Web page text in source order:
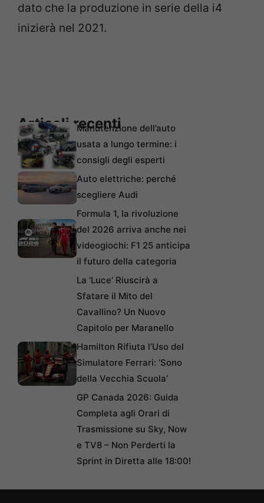
dato che la produzione in serie della i4
inizierà nel 2021.
Articoli recentiManutenzione dell’auto
usata a lungo termine: i
consigli degli esperti
Auto elettriche: perché
scegliere Audi
Formula 1, la rivoluzione
del 2026 arriva anche nei
videogiochi: F1 25 anticipa
il futuro della categoria
La ‘Luce’ Riuscirà a
Sfatare il Mito del
Cavallino? Un Nuovo
Capitolo per Maranello
Hamilton Rifiuta l’Uso del
Simulatore Ferrari: ‘Sono
della Vecchia Scuola’
GP Canada 2026: Guida
Completa agli Orari di
Trasmissione su Sky, Now
e TV8 – Non Perderti la
Sprint in Diretta alle 18:00!